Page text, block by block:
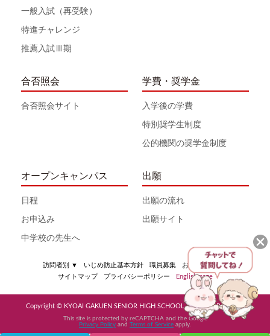
一般入試（再受験）
特進チャレンジ
推薦入試Ⅲ期
合否照会
合否照会サイト
学費・奨学金
入学後の学費
特別奨学生制度
公的機関の奨学金制度
オープンキャンパス
日程
お申込み
中学校の先生へ
出願
出願の流れ
出願サイト
訪問者別 ▼ いじめ防止基本方針 職員募集
お問い合わせ
サイトマップ
プライバシーポリシー English page
Copyright © KYOAI GAKUEN SENIOR HIGH SCHOOL All Rights Reserved
This site is protected by reCAPTCHA and the Google
Privacy Policy and Terms of Service apply.